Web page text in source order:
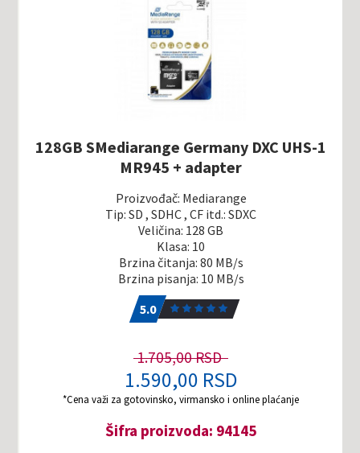
128GB SMediarange Germany DXC UHS-1
MR945 + adapter
Proizvođač: Mediarange
Tip: SD , SDHC , CF itd.: SDXC
Veličina: 128 GB
Klasa: 10
Brzina čitanja: 80 MB/s
Brzina pisanja: 10 MB/s
5.0
1.705,00 RSD
1.590,00 RSD
*Cena važi za gotovinsko, virmansko i online plaćanje
Šifra proizvoda: 94145